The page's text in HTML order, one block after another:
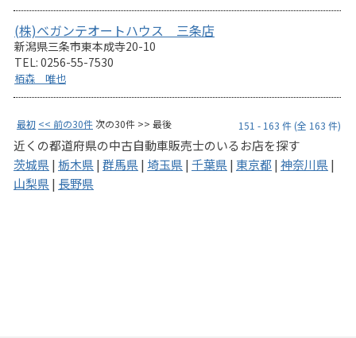
(株)ベガンテオートハウス 三条店
新潟県三条市東本成寺20-10
TEL: 0256-55-7530
栢森 唯也
151 - 163 件 (全 163 件)
最初 << 前の30件次の30件 >> 最後
近くの都道府県の中古自動車販売士のいるお店を探す
茨城県| 栃木県| 群馬県| 埼玉県| 千葉県| 東京都 | 神奈川県|
山梨県| 長野県